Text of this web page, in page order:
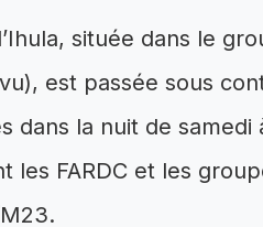
située dans le
est passée sous
dans la nuit de samedi
les FARDC et les